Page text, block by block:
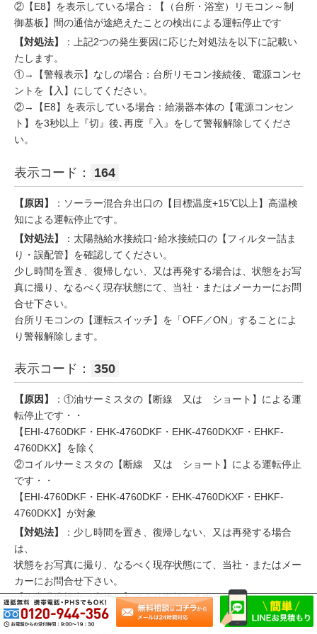
②【E8】を表示している場合：【（台所・浴室）リモコン～制
御基板】間の通信が途絶えたことの検出による運転停止です
【対処法】
：上記2つの発生要因に応じた対処法を以下に記載い
たします。
①→【警報表示】なしの場合：台所リモコン接続後、電源コンセ
ントを【入】にしてください。
②→【E8】を表示している場合：給湯器本体の【電源コンセン
ト】を3秒以上『切』後､再度『入』をして警報解除してくださ
い。
表示コード： 164
【原因】
：ソーラー混合弁出口の【目標温度+15℃以上】高温検
知による運転停止です。
【対処法】
：太陽熱給水接続口･給水接続口の【フィルター詰ま
り・誤配管】を確認してください。
少し時間を置き、復帰しない、又は再発する場合は、状態をお写
真に撮り、なるべく現存状態にて、当社・またはメーカーにお問
合せ下さい。
台所リモコンの【運転スイッチ】を「OFF／ON」することによ
り警報解除します。
表示コード： 350
【原因】
：①油サーミスタの【断線 又は ショート】による運
転停止です・・
【EHI-4760DKF・EHK-4760DKF・EHK-4760DKXF・EHKF-
4760DKX】を除く
②コイルサーミスタの【断線 又は ショート】による運転停止
です・・
【EHI-4760DKF・EHK-4760DKF・EHK-4760DKXF・EHKF-
4760DKX】が対象
【対処法】
：少し時間を置き、復帰しない、又は再発する場合
は、
状態をお写真に撮り、なるべく現存状態にて、当社・またはメー
カーにお問合せ下さい。
【正常温度検出（交換）】により復帰します
表示コード：